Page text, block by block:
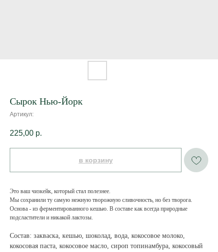
Сырок Нью-Йорк
Артикул:
225,00 р.
в корзину
Это ваш чизкейк, который стал полезнее.
Мы сохранили ту самую нежную творожную сливочность, но без творога.
Основа - из ферментированного кешью. В составе как всегда природные
подсластители и никакой лактозы.
Состав: закваска, кешью, шоколад, вода, кокосовое молоко,
кокосовая паста, кокосовое масло, сироп топинамбура, кокосовый